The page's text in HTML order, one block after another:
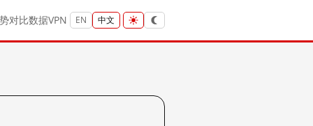
对比数据VPN EN 中文